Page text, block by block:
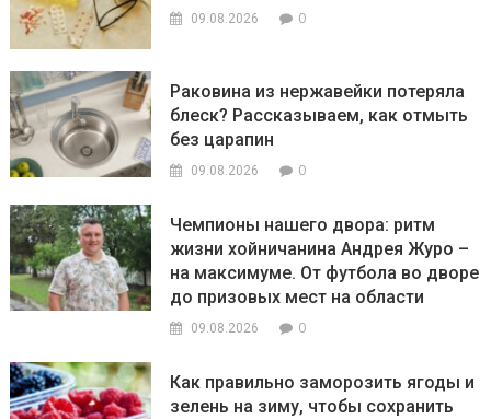
09.08.2026 0
Раковина из нержавейки потеряла
блеск? Рассказываем, как отмыть
без царапин
09.08.2026 0
Чемпионы нашего двора: ритм
жизни хойничанина Андрея Журо –
на максимуме. От футбола во дворе
до призовых мест на области
09.08.2026 0
Как правильно заморозить ягоды и
зелень на зиму, чтобы сохранить